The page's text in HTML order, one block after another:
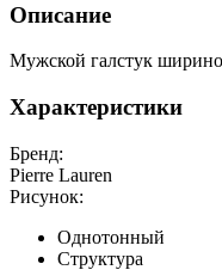
Описание
Мужской галстук
Характеристики
Бренд:
Pierre Lauren
Рисунок:
Однотонный
Структура